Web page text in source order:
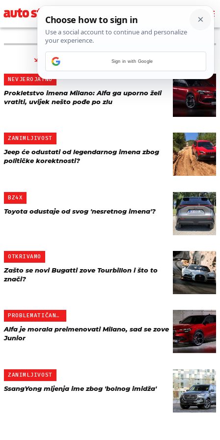
PRONAĐENO 6 REZULTATA ZA TAG “
NEVJEROJATNO
Prokletstvo imena Milano: Alfa ga uporno želi
vratiti, uvijek nešto pođe po zlu
ZANIMLJIVOST
Jeep će odustati od legendarnog imena zbog
političke korektnosti?
BZ4X
Toyota odustaje od svog 'nesretnog imena'?
OTKRIVAMO
Zašto se novi Bugatti zove Tourbillon i što to
znači?
PROBLEMATIČAN POČETAK
Alfa je morala preimenovati Milano, sad se zove
Junior
ZANIMLJIVOST
SsangYong mijenja ime zbog 'bolnog imidža'
Sign in with Google